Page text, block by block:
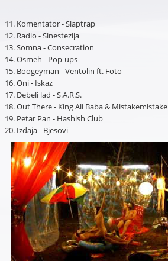
11. Komentator - Slaptrap
12. Radio - Sinestezija
13. Somna - Consecration
14. Osmeh - Pop-ups
15. Boogeyman - Ventolin ft. Foto
16. Oni - Iskaz
17. Debeli lad - S.A.R.S.
18. Out There - King Ali Baba & Mistakemistake
19. Petar Pan - Hashish Club
20. Izdaja - Bjesovi